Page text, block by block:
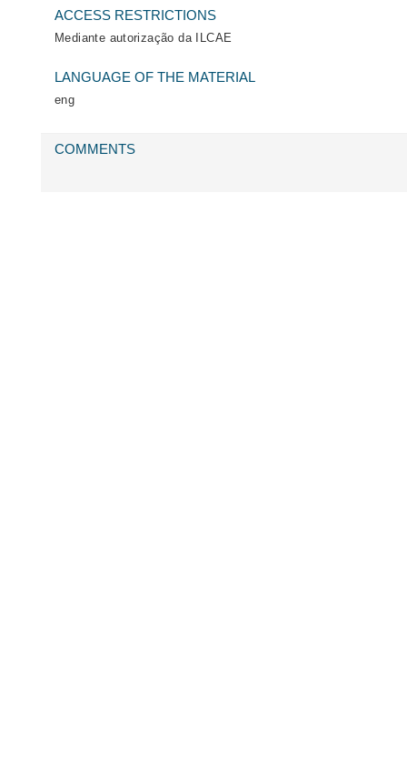
ACCESS RESTRICTIONS
Mediante autorização da ILCAE
LANGUAGE OF THE MATERIAL
eng
COMMENTS